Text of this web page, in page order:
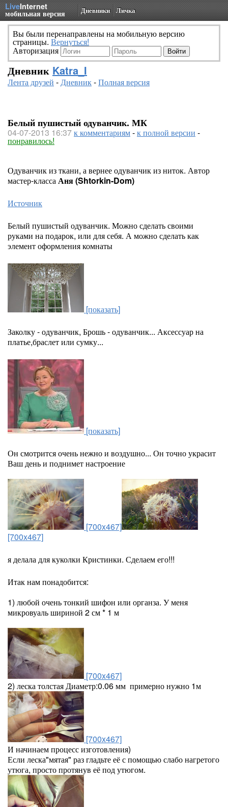
LiveInternet
мобильная версия Дневники Личка
Вы были перенаправлены на мобильную версию
страницы. Вернуться!
Авторизация
Дневник Katra_I
Лента друзей -Дневник-Полная версия
Белый пушистый одуванчик. МК
04-07-2013 16:37к комментариям-к полной версии -
понравилось!
Одуванчик из ткани, а вернее одуванчик из ниток. Автор
мастер-классаАня (Shtorkin-Dom)
Источник
Белый пушистый одуванчик. Можно сделать своими
руками на подарок, или для себя. А можно сделать как
элемент оформления комнаты
[показать]
Заколку - одуванчик, Брошь - одуванчик... Аксессуар на
платье,браслет или сумку...
[показать]
Он смотрится очень нежно и воздушно... Он точно украсит
Ваш день и поднимет настроение
[700x467]
[700x467]
я делала для куколки Кристинки. Сделаем его!!!
Итак нам понадобится:
1) любой очень тонкий шифон или органза. У меня
микровуаль шириной 2 см * 1 м
[700x467]
2) леска толстая Диаметр:0.06 мм примерно нужно 1м
[700x467]
И начинаем процесс изготовления)
Если леска"мятая" раз гладьте её с помощью слабо нагретого
утюга, просто протянув её под утюгом.